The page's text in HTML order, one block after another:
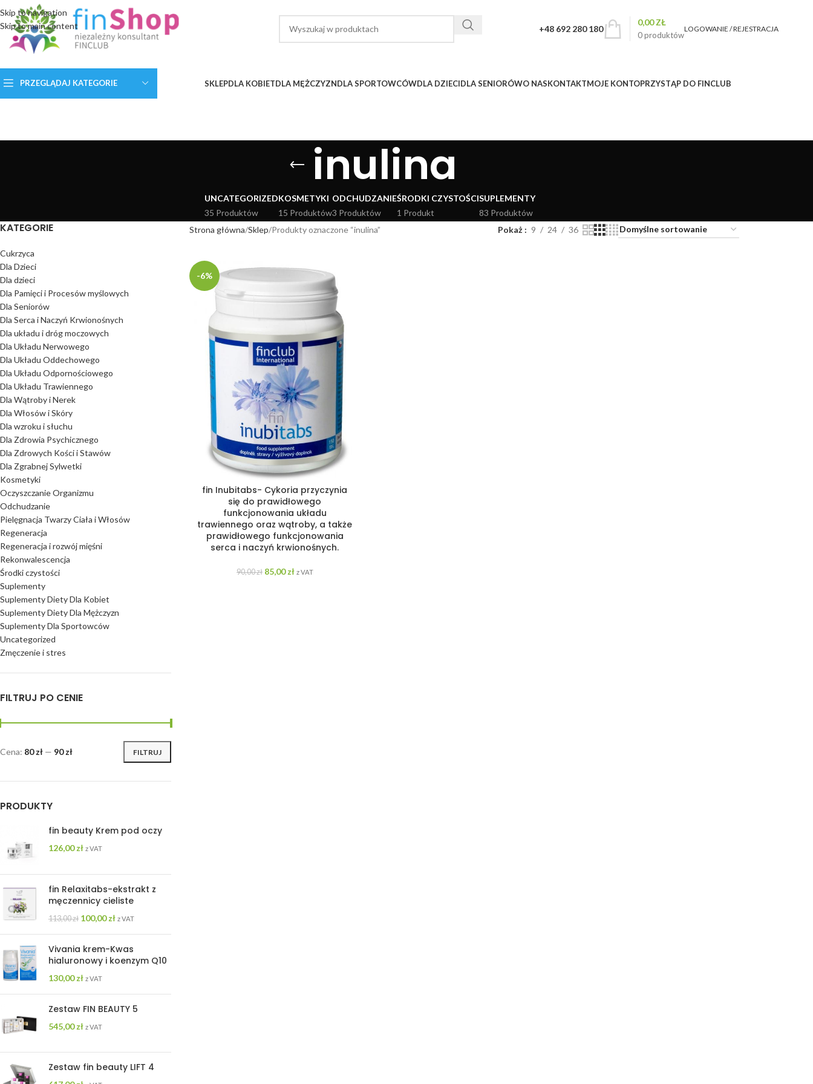
Skip to navigation
Skip to main content
+48 692 280 180
0produktów
0,00ZŁ
LOGOWANIE / REJESTRACJA
PRZEGLĄDAJ KATEGORIE SKLEPDLA KOBIETDLA MĘŻCZYZNDLA SPORTOWCÓWDLA DZIECIDLA SENIORÓWO NASKONTAKTMOJE KONTOPRZYSTĄP DO FINCLUB
inulina
UNCATEGORIZED
35 Produktów
KOSMETYKI
15 Produktów
ODCHUDZANIE
3 Produktów
ŚRODKI CZYSTOŚCI
1 Produkt
SUPLEMENTY
83 Produktów
KATEGORIE
Cukrzyca
Dla Dzieci
Dla dzieci
Dla Pamięci i Procesów myślowych
Dla Seniorów
Dla Serca i Naczyń Krwionośnych
Dla układu i dróg moczowych
Dla Układu Nerwowego
Dla Układu Oddechowego
Dla Układu Odpornościowego
Dla Układu Trawiennego
Dla Wątroby i Nerek
Dla Włosów i Skóry
Dla wzroku i słuchu
Dla Zdrowia Psychicznego
Dla Zdrowych Kości i Stawów
Dla Zgrabnej Sylwetki
Kosmetyki
Oczyszczanie Organizmu
Odchudzanie
Pielęgnacja Twarzy Ciała i Włosów
Regeneracja
Regeneracja i rozwój mięśni
Rekonwalescencja
Środki czystości
Suplementy
Suplementy Diety Dla Kobiet
Suplementy Diety Dla Mężczyzn
Suplementy Dla Sportowców
Uncategorized
Zmęczenie i stres
FILTRUJ PO CENIE
FILTRUJ
Cena: 80 zł — 90 zł
PRODUKTY
fin beauty Krem pod oczy
126,00zł z VAT
fin Relaxitabs-ekstrakt z
męczennicy cieliste
113,00zł 100,00zł z VAT
Vivania krem-Kwas
hialuronowy i koenzym Q10
130,00zł z VAT
Zestaw FIN BEAUTY 5
545,00zł z VAT
Zestaw fin beauty LIFT 4
Strona główna Sklep Produkty oznaczone “inulina” Pokaż 9 24 36
-6%
fin Inubitabs- Cykoria przyczynia
się do prawidłowego
funkcjonowania układu
trawiennego oraz wątroby, a także
prawidłowego funkcjonowania
serca i naczyń krwionośnych.
90,00zł 85,00zł z VAT